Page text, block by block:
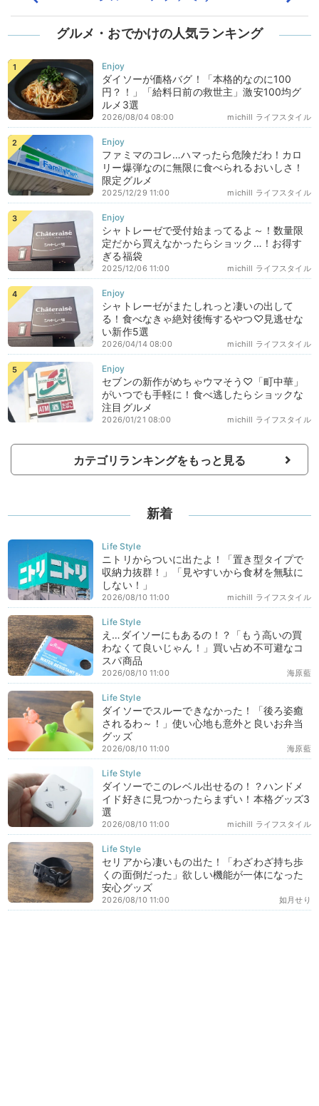
グルメ・おでかけの人気ランキング
ダイソーが価格バグ！「本格的なのに100
円？！」「給料日前の救世主」激安100均グ
ルメ3選
michill ライフスタイル
2026/08/04 08:00
ファミマのコレ…ハマったら危険だわ！カロ
リー爆弾なのに無限に食べられるおいしさ！
限定グルメ
michill ライフスタイル
2025/12/29 11:00
シャトレーゼで受付始まってるよ～！数量限
定だから買えなかったらショック…！お得す
ぎる福袋
michill ライフスタイル
2025/12/06 11:00
シャトレーゼがまたしれっと凄いの出して
る！食べなきゃ絶対後悔するやつ♡見逃せな
い新作5選
michill ライフスタイル
2026/04/14 08:00
セブンの新作がめちゃウマそう♡「町中華」
がいつでも手軽に！食べ逃したらショックな
注目グルメ
michill ライフスタイル
2026/01/21 08:00
カテゴリランキングをもっと見る
新着
ニトリからついに出たよ！「置き型タイプで
収納力抜群！」「見やすいから食材を無駄に
しない！」
michill ライフスタイル
2026/08/10 11:00
え…ダイソーにもあるの！？「もう高いの買
わなくて良いじゃん！」買い占め不可避なコ
スパ商品
海原藍
2026/08/10 11:00
ダイソーでスルーできなかった！「後ろ姿癒
されるわ～！」使い心地も意外と良いお弁当
グッズ
海原藍
2026/08/10 11:00
ダイソーでこのレベル出せるの！？ハンドメ
イド好きに見つかったらまずい！本格グッズ3
選
michill ライフスタイル
2026/08/10 11:00
セリアから凄いもの出た！「わざわざ持ち歩
くの面倒だった」欲しい機能が一体になった
安心グッズ
如月せり
2026/08/10 11:00